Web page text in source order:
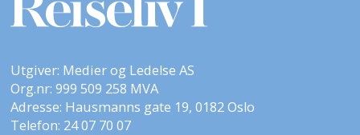
Utgiver: Medier og Ledelse AS
Org.nr: 999 509 258 MVA
Adresse: Hausmanns gate 19, 0182 Oslo
Telefon: 24 07 70 07